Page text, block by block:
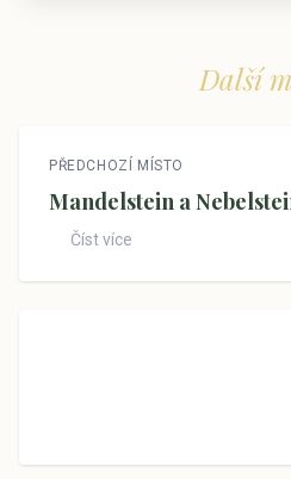
Další
PŘEDCHOZÍ MÍSTO
Mandelstein a
Číst více